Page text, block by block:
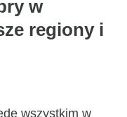
w
regiony i
wszystkim w